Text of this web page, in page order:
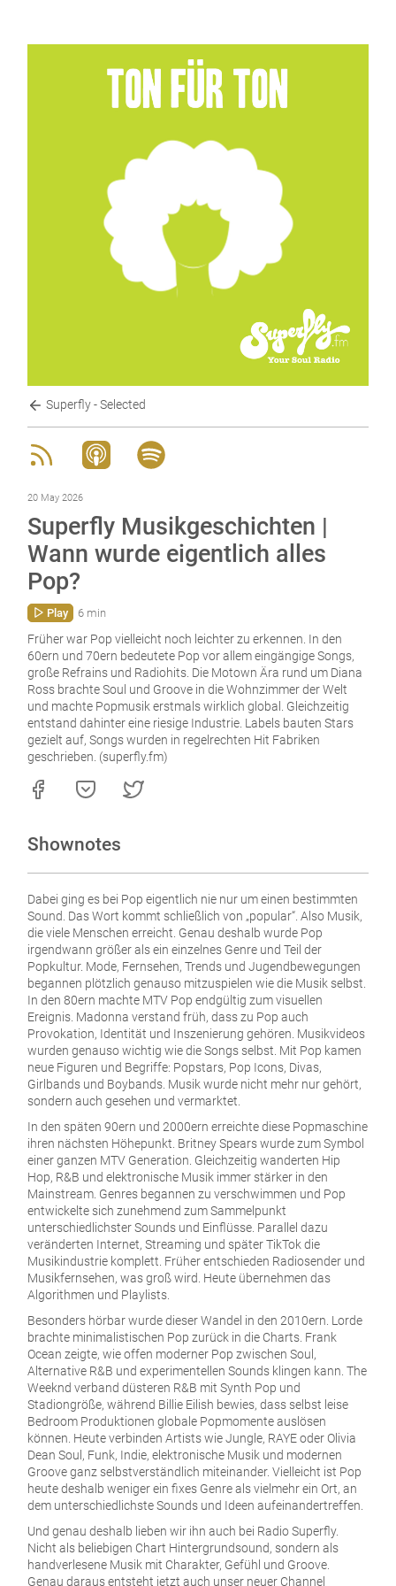
Superfly - Selected
20 May 2026
Superfly Musikgeschichten |
Wann wurde eigentlich alles
Pop?
Play 6 min
Früher war Pop vielleicht noch leichter zu erkennen. In den
60ern und 70ern bedeutete Pop vor allem eingängige Songs,
große Refrains und Radiohits. Die Motown Ära rund um Diana
Ross brachte Soul und Groove in die Wohnzimmer der Welt
und machte Popmusik erstmals wirklich global. Gleichzeitig
entstand dahinter eine riesige Industrie. Labels bauten Stars
gezielt auf, Songs wurden in regelrechten Hit Fabriken
geschrieben. (superfly.fm)
Shownotes
Dabei ging es bei Pop eigentlich nie nur um einen bestimmten
Sound. Das Wort kommt schließlich von „popular“. Also Musik,
die viele Menschen erreicht. Genau deshalb wurde Pop
irgendwann größer als ein einzelnes Genre und Teil der
Popkultur. Mode, Fernsehen, Trends und Jugendbewegungen
begannen plötzlich genauso mitzuspielen wie die Musik selbst.
In den 80ern machte MTV Pop endgültig zum visuellen
Ereignis. Madonna verstand früh, dass zu Pop auch
Provokation, Identität und Inszenierung gehören. Musikvideos
wurden genauso wichtig wie die Songs selbst. Mit Pop kamen
neue Figuren und Begriffe: Popstars, Pop Icons, Divas,
Girlbands und Boybands. Musik wurde nicht mehr nur gehört,
sondern auch gesehen und vermarktet.
In den späten 90ern und 2000ern erreichte diese Popmaschine
ihren nächsten Höhepunkt. Britney Spears wurde zum Symbol
einer ganzen MTV Generation. Gleichzeitig wanderten Hip
Hop, R&B und elektronische Musik immer stärker in den
Mainstream. Genres begannen zu verschwimmen und Pop
entwickelte sich zunehmend zum Sammelpunkt
unterschiedlichster Sounds und Einflüsse. Parallel dazu
veränderten Internet, Streaming und später TikTok die
Musikindustrie komplett. Früher entschieden Radiosender und
Musikfernsehen, was groß wird. Heute übernehmen das
Algorithmen und Playlists.
Besonders hörbar wurde dieser Wandel in den 2010ern. Lorde
brachte minimalistischen Pop zurück in die Charts. Frank
Ocean zeigte, wie offen moderner Pop zwischen Soul,
Alternative R&B und experimentellen Sounds klingen kann. The
Weeknd verband düsteren R&B mit Synth Pop und
Stadiongröße, während Billie Eilish bewies, dass selbst leise
Bedroom Produktionen globale Popmomente auslösen
können. Heute verbinden Artists wie Jungle, RAYE oder Olivia
Dean Soul, Funk, Indie, elektronische Musik und modernen
Groove ganz selbstverständlich miteinander. Vielleicht ist Pop
heute deshalb weniger ein fixes Genre als vielmehr ein Ort, an
dem unterschiedlichste Sounds und Ideen aufeinandertreffen.
Und genau deshalb lieben wir ihn auch bei Radio Superfly.
Nicht als beliebigen Chart Hintergrundsound, sondern als
handverlesene Musik mit Charakter, Gefühl und Groove.
Genau daraus entsteht jetzt auch unser neuer Channel